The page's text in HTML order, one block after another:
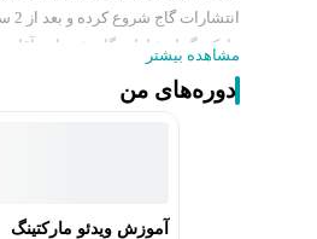
وارد هلدینگ صبا ایده( آپارات) شده و
مدیر مارکتینگ آپارات ادامه دادند.
مشاهده بیشتر
دوره‌های من
آموزش ویدئو مارکتینگ